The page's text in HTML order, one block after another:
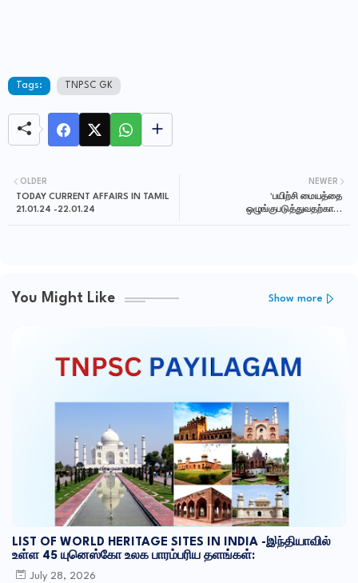
Tags: TNPSC GK
NEWER
‘பயிற்சி மையத்தை
ஒழுங்குபடுத்துவதற்கான
OLDER
TODAY CURRENT AFFAIRS IN TAMIL
21.01.24 -22.01.24
You Might Like Show more
LIST OF WORLD HERITAGE SITES IN INDIA -இந்தியாவில்
உள்ள 45 யுனெஸ்கோ உலக பாரம்பரிய தளங்கள்:
July 28, 2026